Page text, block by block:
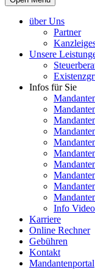
über Uns
Partner
Unsere
Infos für Sie
Info
Karriere
Online Rechner
Gebühren
Kontakt
Mandantenportal